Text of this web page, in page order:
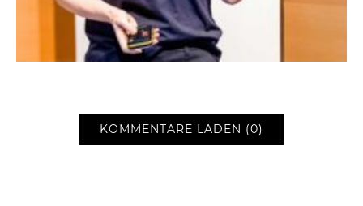
KOMMENTARE LADEN (0)